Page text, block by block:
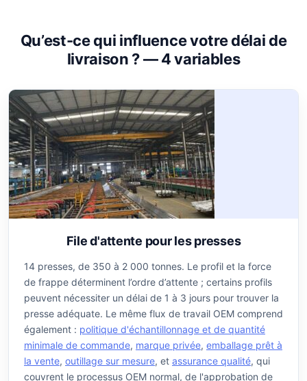
Qu’est-ce qui influence votre délai de
livraison ? — 4 variables
File d'attente pour les presses
14 presses, de 350 à 2 000 tonnes. Le profil et la force
de frappe déterminent l’ordre d’attente ; certains profils
peuvent nécessiter un délai de 1 à 3 jours pour trouver la
presse adéquate. Le même flux de travail OEM comprend
également : politique d'échantillonnage et de quantité
minimale de commande, marque privée, emballage prêt à
la vente, outillage sur mesure, et assurance qualité, qui
couvrent le processus OEM normal, de l'approbation de